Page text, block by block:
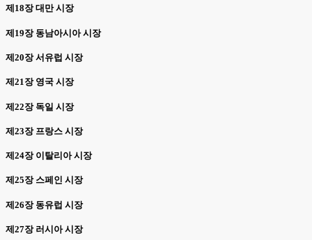
제18장 대만 시장
제19장 동남아시아 시장
제20장 서유럽 시장
제21장 영국 시장
제22장 독일 시장
제23장 프랑스 시장
제24장 이탈리아 시장
제25장 스페인 시장
제26장 동유럽 시장
제27장 러시아 시장